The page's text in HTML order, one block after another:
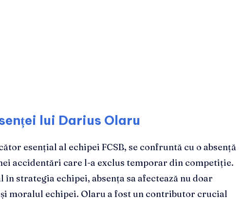
lui Darius Olaru
esențial al echipei FCSB, se confruntă cu o absență
accidentări care l-a exclus temporar din competiție.
în strategia echipei, absența sa afectează nu doar
moralul echipei. Olaru a fost un contributor crucial